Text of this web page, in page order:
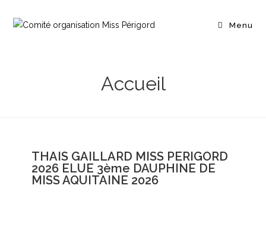
Menu
Accueil
THAIS GAILLARD MISS PERIGORD
2026 ELUE 3ème DAUPHINE DE
MISS AQUITAINE 2026